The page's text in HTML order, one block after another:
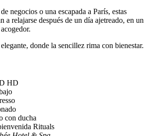
negocios o una escapada a París, estas
a relajarse después de un día ajetreado, en un
donde la sencillez rima con bienestar.
HD
con ducha
Rituals